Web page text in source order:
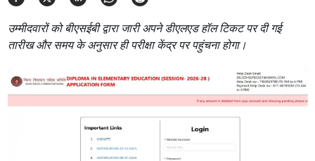
उम्मीदवारों को बीएसईबी द्वारा जारी अपने डीएलएड हॉल टिकट पर दी गई
तारीख और समय के अनुसार ही परीक्षा केंद्र पर पहुंचना होगा।